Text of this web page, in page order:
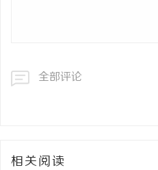
全部评论
相关阅读